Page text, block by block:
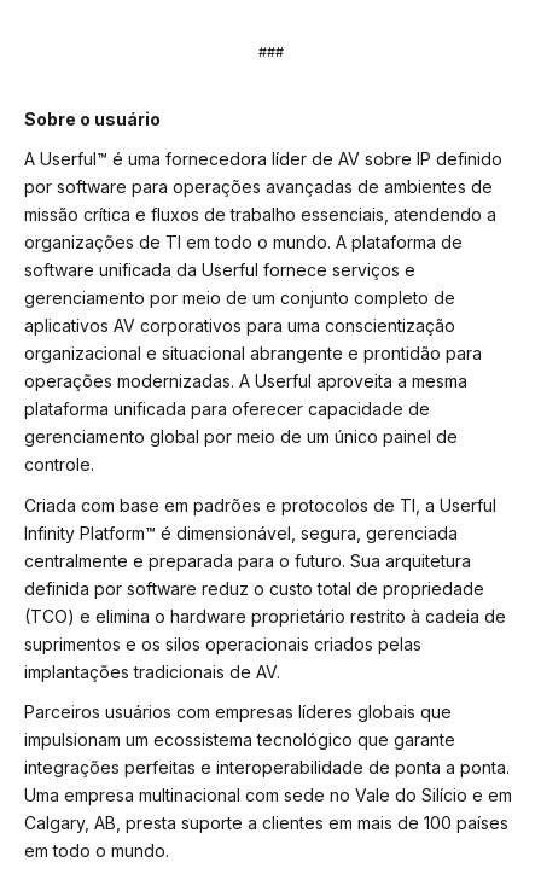
###
Sobre o usuário
A Userful™ é uma fornecedora líder de AV sobre IP definido
por software para operações avançadas de ambientes de
missão crítica e fluxos de trabalho essenciais, atendendo a
organizações de TI em todo o mundo. A plataforma de
software unificada da Userful fornece serviços e
gerenciamento por meio de um conjunto completo de
aplicativos AV corporativos para uma conscientização
organizacional e situacional abrangente e prontidão para
operações modernizadas. A Userful aproveita a mesma
plataforma unificada para oferecer capacidade de
gerenciamento global por meio de um único painel de
controle.
Criada com base em padrões e protocolos de TI, a Userful
Infinity Platform™ é dimensionável, segura, gerenciada
centralmente e preparada para o futuro. Sua arquitetura
definida por software reduz o custo total de propriedade
(TCO) e elimina o hardware proprietário restrito à cadeia de
suprimentos e os silos operacionais criados pelas
implantações tradicionais de AV.
Parceiros usuários com empresas líderes globais que
impulsionam um ecossistema tecnológico que garante
integrações perfeitas e interoperabilidade de ponta a ponta.
Uma empresa multinacional com sede no Vale do Silício e em
Calgary, AB, presta suporte a clientes em mais de 100 países
em todo o mundo.